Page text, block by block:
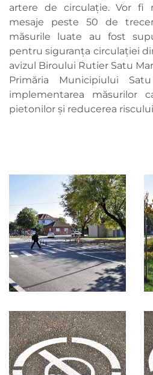
artere de circulație. Vor fi
mesaje peste 50 de
măsurile luate au fost
pentru siguranța circulației
avizul Biroului Rutier Satu
Primăria Municipiului
implementarea măsurilor
pietonilor și reducerea